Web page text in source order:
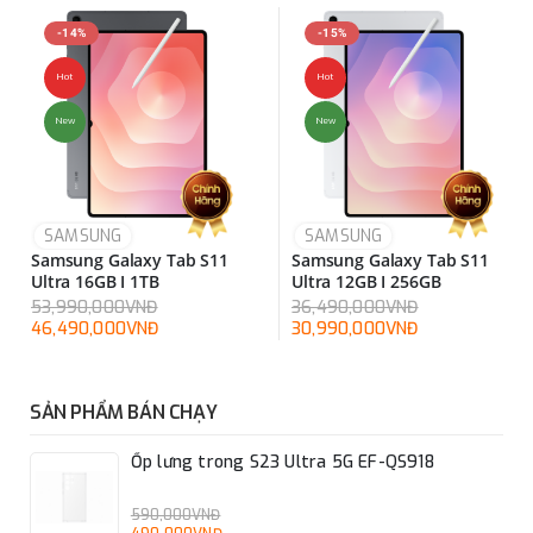
Thiết kế đẳng cấp, màn hình sống động
Màn hình 14,6 inch của Galaxy Tab S10 Ultra và màn hình
-14%
Hot
New
SAMSUNG
Samsung Galaxy Tab S11
Ultra 16GB I 1TB
53,990,000VNĐ
46,490,000VNĐ
-15%
Hot
New
SAMSUNG
Samsung Galaxy Tab S11
Ultra 12GB I 256GB
36,490,000VNĐ
30,990,000VNĐ
SẢN PHẨM BÁN CHẠY
Ốp lưng trong S23 Ultra 5G EF-QS918
590,000VNĐ